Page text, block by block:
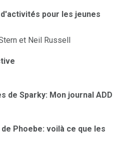
pour les jeunes
et Neil Russell
de Sparky: Mon journal ADD
Phoebe: voilà ce que les